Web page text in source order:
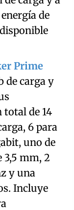
de
Prime
de carga y
total de 14
6 para
uno de
3,5 mm, 2
y una
Incluye